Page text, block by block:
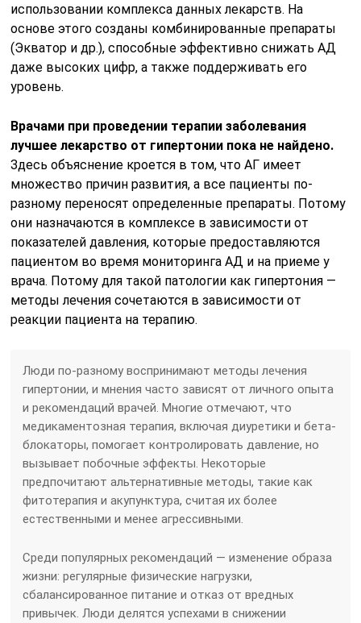
использовании комплекса данных лекарств. На
основе этого созданы комбинированные препараты
(Экватор и др.), способные эффективно снижать АД
даже высоких цифр, а также поддерживать его
уровень.
Врачами при проведении терапии заболевания
лучшее лекарство от гипертонии пока не найдено.
Здесь объяснение кроется в том, что АГ имеет
множество причин развития, а все пациенты по-
разному переносят определенные препараты. Потому
они назначаются в комплексе в зависимости от
показателей давления, которые предоставляются
пациентом во время мониторинга АД и на приеме у
врача. Потому для такой патологии как гипертония —
методы лечения сочетаются в зависимости от
реакции пациента на терапию.
Люди по-разному воспринимают методы лечения
гипертонии, и мнения часто зависят от личного опыта
и рекомендаций врачей. Многие отмечают, что
медикаментозная терапия, включая диуретики и бета-
блокаторы, помогает контролировать давление, но
вызывает побочные эффекты. Некоторые
предпочитают альтернативные методы, такие как
фитотерапия и акупунктура, считая их более
естественными и менее агрессивными.
Среди популярных рекомендаций — изменение образа
жизни: регулярные физические нагрузки,
сбалансированное питание и отказ от вредных
привычек. Люди делятся успехами в снижении